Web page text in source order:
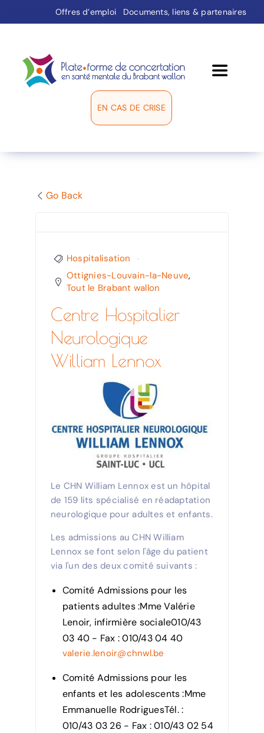
au
Offres d’emploi Documents, liens & partenaires
Toggle
Groupes de travail
Médiation
Contact
EN CAS DE CRISE
Go Back
Hospitalisation
Ottignies-Louvain-la-Neuve,
Tout le Brabant wallon
Centre Hospitalier
Neurologique
William Lennox
Le CHN William Lennox est un hôpital
de 159 lits spécialisé en réadaptation
neurologique pour adultes et enfants.
Les admissions au CHN William
Lennox se font selon l'âge du patient
via l'un des deux comité suivants :
Comité Admissions pour les
patients adultes :Mme Valérie
Lenoir, infirmière sociale010/43
03 40 - Fax : 010/43 04 40
valerie.lenoir@chnwl.be
Comité Admissions pour les
enfants et les adolescents :Mme
Emmanuelle RodriguesTél. :
010/43 03 26 - Fax : 010/43 02 54